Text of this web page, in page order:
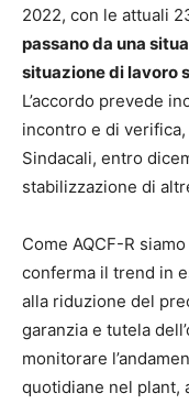
2022, con le attuali
passano da una
situazione di lavoro
L’accordo prevede
incontro e di
Sindacali, entro
stabilizzazione di
Come AQCF-R
conferma il trend in
alla riduzione del
garanzia e tutela
monitorare
quotidiane nel plant,